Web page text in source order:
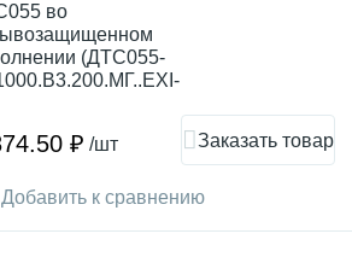
Добавить к сравнению
во
(ДТС055-
₽ /шт Заказать товар